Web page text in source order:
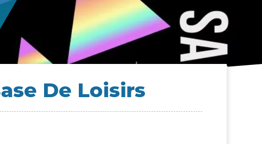
De Loisirs